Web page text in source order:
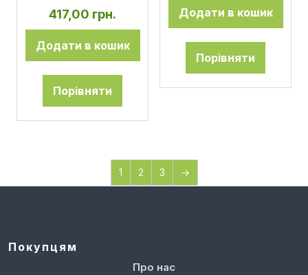
417,00 грн.
Додати в кошик
Порівняти
Додати в кошик
Порівняти
1 2 3 →
Покупцям
Про нас